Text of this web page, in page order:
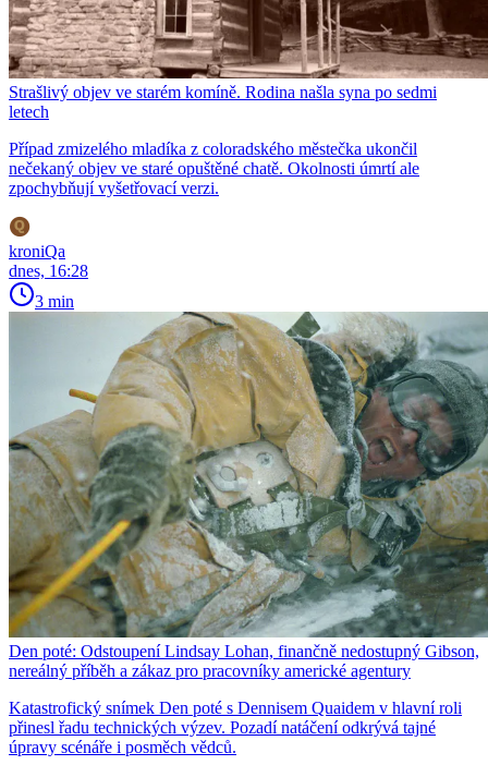
Strašlivý objev ve starém komíně. Rodina našla syna po sedmi
letech
Případ zmizelého mladíka z coloradského městečka ukončil
nečekaný objev ve staré opuštěné chatě. Okolnosti úmrtí ale
zpochybňují vyšetřovací verzi.
kroniQa
dnes, 16:28
3 min
Den poté: Odstoupení Lindsay Lohan, finančně nedostupný Gibson,
nereálný příběh a zákaz pro pracovníky americké agentury
Katastrofický snímek Den poté s Dennisem Quaidem v hlavní roli
přinesl řadu technických výzev. Pozadí natáčení odkrývá tajné
úpravy scénáře i posměch vědců.